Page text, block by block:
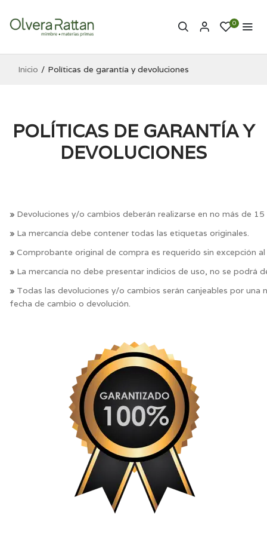
0
Inicio Políticas de garantía y devoluciones
POLÍTICAS DE GARANTÍA Y
DEVOLUCIONES
» Devoluciones y/o cambios deberán realizarse en no más de
» La mercancía debe contener todas las etiquetas originales.
» Comprobante original de compra es requerido sin excepción
» La mercancía no debe presentar indicios de uso, no se podrá
» Todas las devoluciones y/o cambios serán canjeables por
fecha de cambio o devolución.